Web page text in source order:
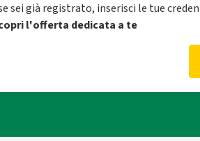
sei già registrato, inserisci le tue
l'offerta dedicata a te